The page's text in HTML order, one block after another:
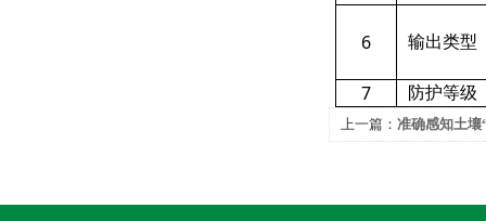
6 输出类型
7 防护等级
上一篇： 准确感知土